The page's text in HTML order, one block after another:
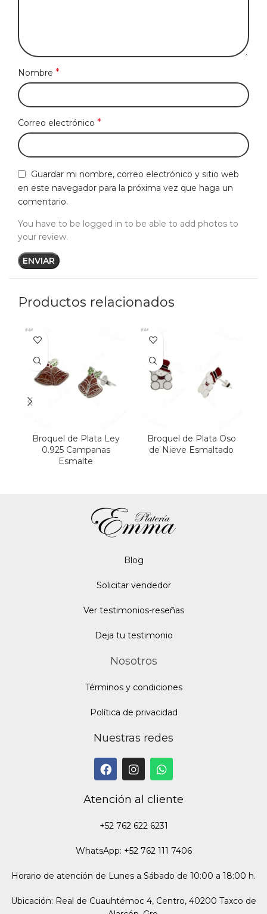
Nombre *
Correo electrónico *
Guardar mi nombre, correo electrónico y sitio web
en este navegador para la próxima vez que haga un
comentario.
You have to be logged in to be able to add photos to
your review.
Productos relacionados
Broquel de Plata Ley
0.925 Campanas
Esmalte
Broquel de Plata Oso
de Nieve Esmaltado
Blog
Solicitar vendedor
Ver testimonios-reseñas
Deja tu testimonio
Nosotros
Términos y condiciones
Política de privacidad
Nuestras redes
Atención al cliente
+52 762 622 6231
WhatsApp: +52 762 111 7406
Horario de atención de Lunes a Sábado de 10:00 a 18:00 h.
Ubicación: Real de Cuauhtémoc 4, Centro, 40200 Taxco de